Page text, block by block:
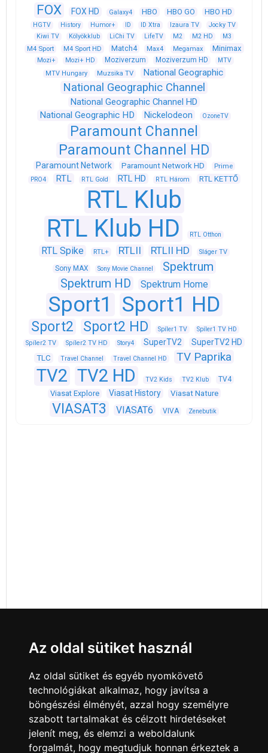
FOX FOX HD Galaxy4 HBO HBO GO HBO HD
HGTV History Humor+ ID ID Xtra Izaura TV
Jocky TV
Kiwi TV
Kölyökklub LiChi TV LifeTV M2 M2 HD M3
M4 Sport M4 Sport HD Match4 Max4 Megamax Minimax
Mozi+ Mozi+ HD Moziverzum Moziverzum HD
MTV
MTV Hungary
Muzsika TV National Geographic
National Geographic Channel
National Geographic Channel HD
National Geographic HD
Nickelodeon OzoneTV
Paramount Channel
Paramount Channel HD
Paramount Network Paramount Network HD Prime
PRO4 RTL RTL Gold RTL HD RTL Három RTL KETTŐ
RTL Klub
RTL Klub HD
RTL Otthon
RTL Spike RTL+ RTLII RTLII HD Sláger TV
Sony MAX Sony Movie Channel
Spektrum
Spektrum HD
Spektrum Home
Sport1 Sport1 HD
Sport2 Sport2 HD Spíler1 TV
Spíler1 TV HD
Spíler2 TV
Spíler2 TV HD Story4 SuperTV2 SuperTV2 HD
TLC Travel Channel Travel Channel HD TV Paprika
TV2 TV2 HD TV2 Kids TV2 Klub TV4
Viasat Explore Viasat History Viasat Nature
VIASAT3 VIASAT6 VIVA Zenebutik
Az oldal sütiket használ
Az oldal sütiket és egyéb nyomkövető
technológiákat alkalmaz, hogy javítsa a
böngészési élményét, azzal hogy személyre
szabott tartalmakat és célzott hirdetéseket
jelenít meg, és elemzi a weboldalunk
forgalmát, hogy megtudjuk honnan érkeztek a